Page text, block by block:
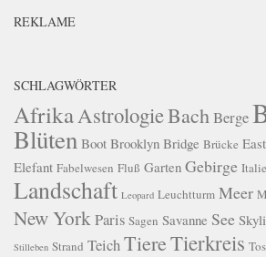
REKLAME
SCHLAGWÖRTER
Afrika AstrologieBach Berge
Blüten Boot Brooklyn Bridge Brücke
Elefant Fabelwesen Fluß Garten Gebirge
Landschaft Leopard Leuchtturm Meer
New YorkParis Sagen Savanne See
Stilleben Strand TeichTiereTierkreis